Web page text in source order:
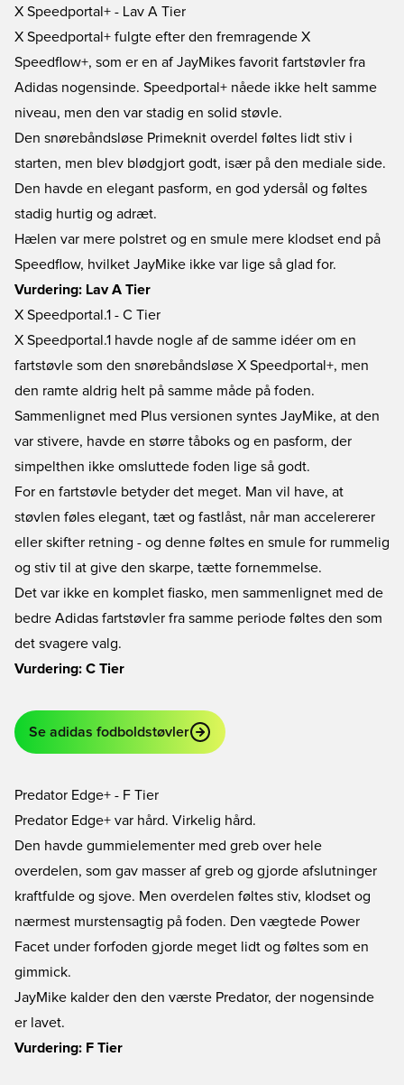
X Speedportal+ - Lav A Tier
X Speedportal+ fulgte efter den fremragende X
Speedflow+, som er en af JayMikes favorit fartstøvler fra
Adidas nogensinde. Speedportal+ nåede ikke helt samme
niveau, men den var stadig en solid støvle.
Den snørebåndsløse Primeknit overdel føltes lidt stiv i
starten, men blev blødgjort godt, især på den mediale side.
Den havde en elegant pasform, en god ydersål og føltes
stadig hurtig og adræt.
Hælen var mere polstret og en smule mere klodset end på
Speedflow, hvilket JayMike ikke var lige så glad for.
Vurdering: Lav A Tier
X Speedportal.1 - C Tier
X Speedportal.1 havde nogle af de samme idéer om en
fartstøvle som den snørebåndsløse X Speedportal+, men
den ramte aldrig helt på samme måde på foden.
Sammenlignet med Plus versionen syntes JayMike, at den
var stivere, havde en større tåboks og en pasform, der
simpelthen ikke omsluttede foden lige så godt.
For en fartstøvle betyder det meget. Man vil have, at
støvlen føles elegant, tæt og fastlåst, når man accelererer
eller skifter retning - og denne føltes en smule for rummelig
og stiv til at give den skarpe, tætte fornemmelse.
Det var ikke en komplet fiasko, men sammenlignet med de
bedre Adidas fartstøvler fra samme periode føltes den som
det svagere valg.
Vurdering: C Tier
Se adidas fodboldstøvler
Predator Edge+ - F Tier
Predator Edge+ var hård. Virkelig hård.
Den havde gummielementer med greb over hele
overdelen, som gav masser af greb og gjorde afslutninger
kraftfulde og sjove. Men overdelen føltes stiv, klodset og
nærmest murstensagtig på foden. Den vægtede Power
Facet under forfoden gjorde meget lidt og føltes som en
gimmick.
JayMike kalder den den værste Predator, der nogensinde
er lavet.
Vurdering: F Tier